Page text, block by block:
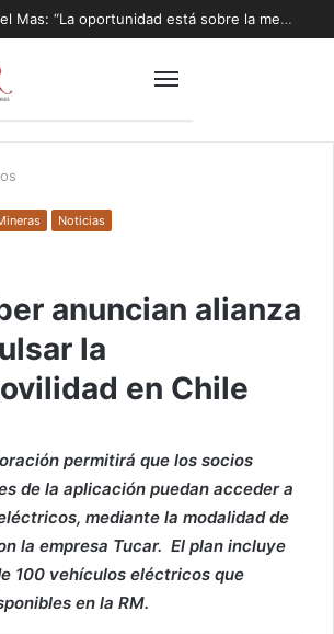
Biministro Daniel Mas: “La oportunidad está sobre la mesa y tenemos que aprovecharla”
Noticias
anuncian alianza
la
en Chile
permitirá que los socios
de la aplicación puedan acceder a
mediante la modalidad de
la empresa Tucar. El plan incluye
100 vehículos eléctricos que
en la RM.